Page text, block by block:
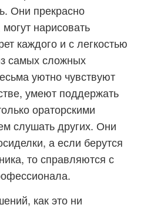
Они прекрасно
нарисовать
каждого и с легкостью
самых сложных
уютно чувствуют
умеют поддержать
ораторскими
слушать других. Они
а если берутся
то справляются с
как это ни